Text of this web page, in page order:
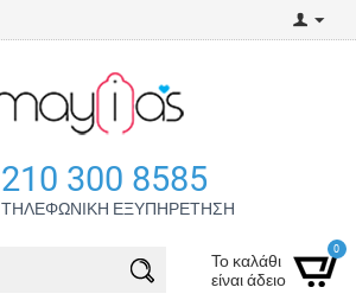
210 300 8585
ΤΗΛΕΦΩΝΙΚΗ ΕΞΥΠΗΡΕΤΗΣΗ
Το καλάθι
είναι άδειο
0